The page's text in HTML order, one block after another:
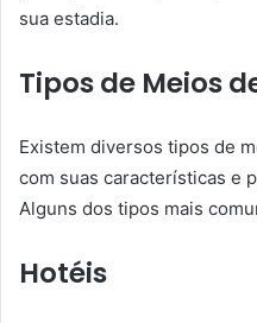
sua estadia.
Tipos de Meios
Existem diversos tipos de
com suas características e
Alguns dos tipos mais
Hotéis